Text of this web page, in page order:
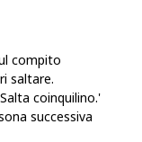
compito
saltare.
coinquilino.'
successiva